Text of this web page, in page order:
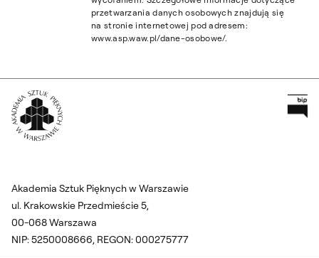
przetwarzania danych osobowych znajdują się
na stronie internetowej pod adresem:
www.asp.waw.pl/dane-osobowe/.
Akademia Sztuk Pięknych w Warszawie
ul. Krakowskie Przedmieście 5,
00-068 Warszawa
NIP: 5250008666, REGON: 000275777